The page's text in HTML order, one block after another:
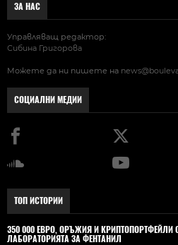
ЗА НАС
Управляващ редактор:
Сибина Григорова
Можете да ни пишете на
СОЦИАЛНИ МЕДИИ
ТОП ИСТОРИИ
350 000 ЕВРО, ОРЪЖИЯ И
ЛАБОРАТОРИЯТА ЗА ФЕНТАНИЛ